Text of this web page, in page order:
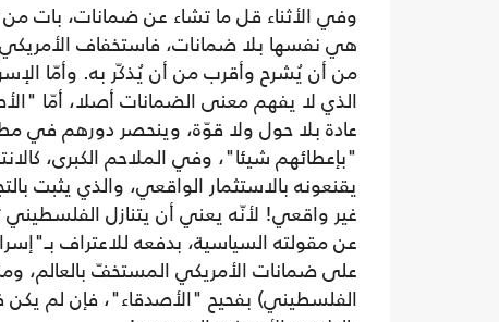
وفي الأثناء قل ما تشاء عن ضمانات، بات من
هي نفسها بلا ضمانات، فاستخفاف الأمريكي
من أن يُشرح وأقرب من أن يُذكّر به. وأمّا
الذي لا يفهم معنى الضمانات أصلا، أمّا
عادة بلا حول ولا قوّة، وينحصر دورهم في
"بإعطائهم شيئا"، وفي الملاحم الكبرى،
يقنعونه بالاستثمار الواقعي، والذي يثبت
غير واقعي! لأنّه يعني أن يتنازل الفلسطيني
عن مقولته السياسية، بدفعه للاعتراف
على ضمانات الأمريكي المستخفّ بالعالم،
الفلسطيني) بفحيح "الأصدقاء"، فإن لم يكن